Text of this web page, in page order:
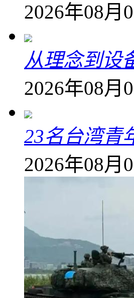
2026年08月
从理念到设
2026年08月
23名台湾青
2026年08月